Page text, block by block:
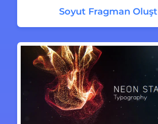
Soyut Fragman